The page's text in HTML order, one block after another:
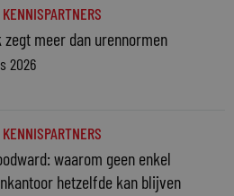
zegt meer dan urennormen
2026
waarom geen enkel
hetzelfde kan blijven